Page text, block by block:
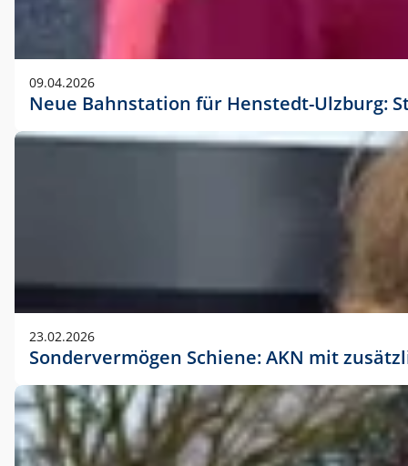
09.04.2026
Neue Bahnstation für Henstedt-Ulzburg:
23.02.2026
Sondervermögen Schiene: AKN mit